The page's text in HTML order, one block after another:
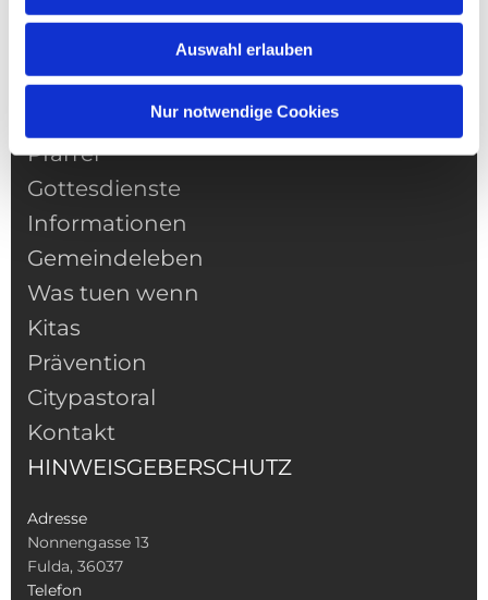
Auswahl erlauben
Nur notwendige Cookies
NAVIGATION
Pfarrei
Gottesdienste
Informationen
Gemeindeleben
Was tuen wenn
Kitas
Prävention
Citypastoral
Kontakt
HINWEISGEBERSCHUTZ
Adresse
Nonnengasse 13
Fulda, 36037
Telefon